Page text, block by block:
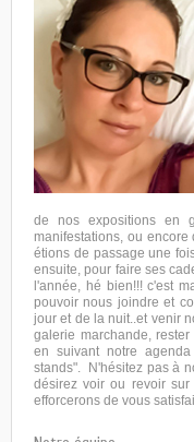
de nos expositions en
manifestations, ou
étions de passage une
ensuite, pour faire ses
l'année, hé bien!!! c'est
pouvoir nous joindre et
jour et de la nuit..et venir
galerie marchande,
en suivant notre
stands". N'hésitez pas à
désirez voir ou revoir
efforcerons de vous